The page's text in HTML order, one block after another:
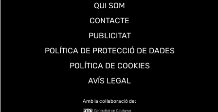
QUI SOM
CONTACTE
PUBLICITAT
POLÍTICA DE PROTECCIÓ DE DADES
POLÍTICA DE COOKIES
AVÍS LEGAL
Amb la col·laboració de: